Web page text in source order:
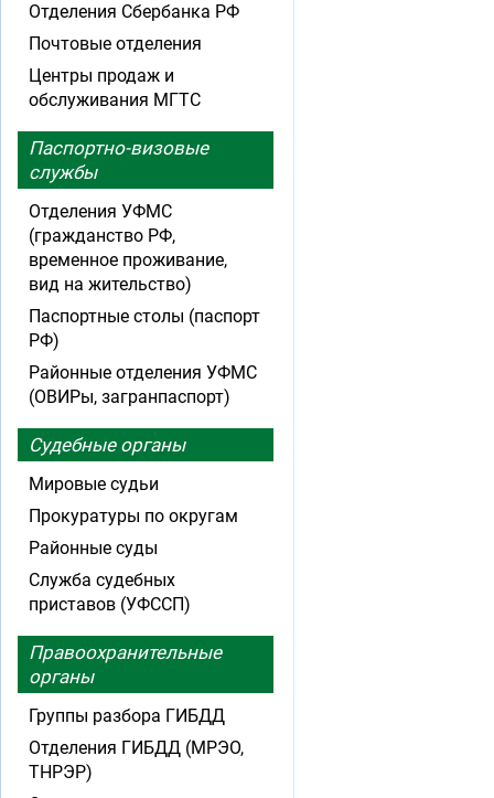
Отделения Сбербанка РФ
Почтовые отделения
Центры продаж и
обслуживания МГТС
Паспортно-визовые
службы
Отделения УФМС
(гражданство РФ,
временное проживание,
вид на жительство)
Паспортные столы (паспорт
РФ)
Районные отделения УФМС
(ОВИРы, загранпаспорт)
Судебные органы
Мировые судьи
Прокуратуры по округам
Районные суды
Служба судебных
приставов (УФССП)
Правоохранительные
органы
Группы разбора ГИБДД
Отделения ГИБДД (МРЭО,
ТНРЭР)